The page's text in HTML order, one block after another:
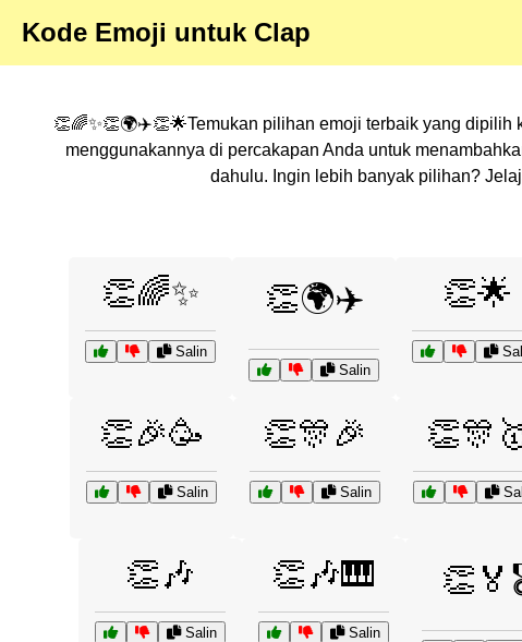
Kode Emoji untuk Clap
👏🌈✨👏🌍✈️👏🌟Temukan pilihan emoji terbaik yang dipilih
menggunakannya di percakapan Anda untuk
dahulu. Ingin lebih banyak pilihan?
👏🌈✨
Salin
👏🌍✈️
Salin
👏🌟
👏🎉🥳
Salin
👏🎊🎉
Salin
👏🎶
Salin
👏🎶🎹
Salin